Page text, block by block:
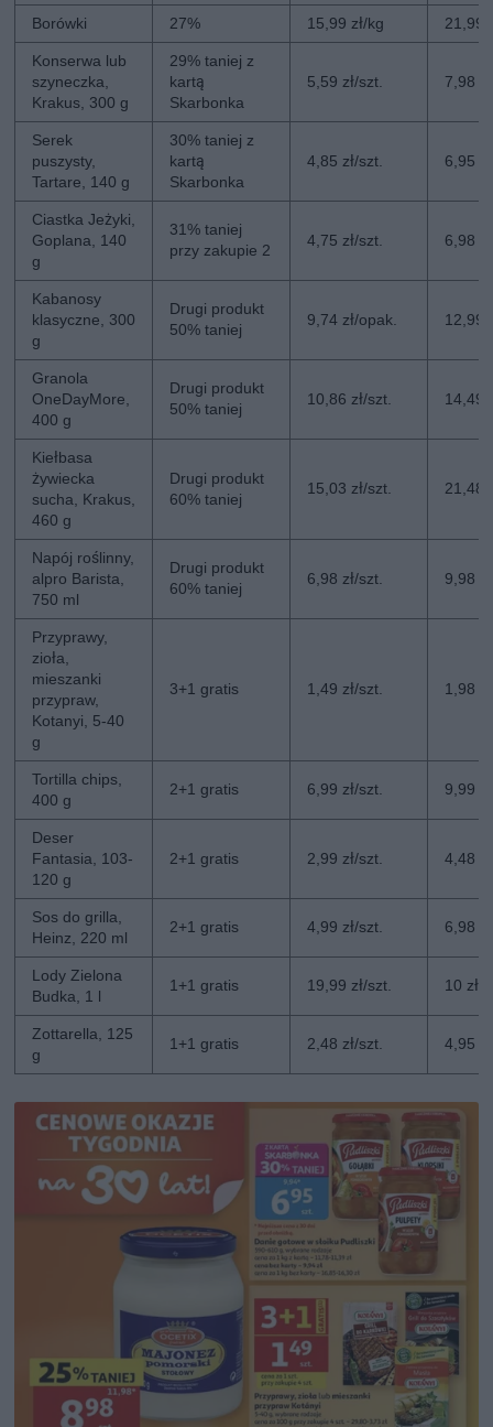
Borówki 27% 15,99 zł/kg 21,99
Konserwa lub
szyneczka,
Krakus, 300 g
29% taniej z
kartą
Skarbonka
5,59 zł/szt. 7,98
Serek
puszysty,
Tartare, 140 g
30% taniej z
kartą
Skarbonka
4,85 zł/szt. 6,95
Ciastka Jeżyki,
Goplana, 140
g
31% taniej
przy zakupie 2
4,75 zł/szt. 6,98
Kabanosy
klasyczne, 300
g
Drugi produkt
50% taniej
9,74 zł/opak. 12,99
Granola
OneDayMore,
400 g
Drugi produkt
50% taniej
10,86 zł/szt. 14,49
Kiełbasa
żywiecka
sucha, Krakus,
460 g
Drugi produkt
60% taniej
15,03 zł/szt. 21,48
Napój roślinny,
alpro Barista,
750 ml
Drugi produkt
60% taniej
6,98 zł/szt. 9,98
Przyprawy,
zioła,
mieszanki
przypraw,
Kotanyi, 5-40
g
3+1 gratis 1,49 zł/szt. 1,98
Tortilla chips,
400 g
2+1 gratis 6,99 zł/szt. 9,99
Deser
Fantasia, 103-
120 g
2+1 gratis 2,99 zł/szt. 4,48
Sos do grilla,
Heinz, 220 ml
2+1 gratis 4,99 zł/szt. 6,98
Lody Zielona
Budka, 1 l
1+1 gratis 19,99 zł/szt. 10 zł/
Zottarella, 125
g
1+1 gratis 2,48 zł/szt. 4,95